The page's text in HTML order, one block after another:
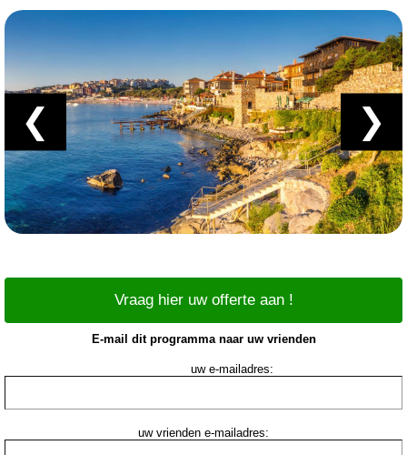
❮ ❯
Vraag hier uw offerte aan !
E-mail dit programma naar uw vrienden
uw e-mailadres:
uw vrienden e-mailadres: